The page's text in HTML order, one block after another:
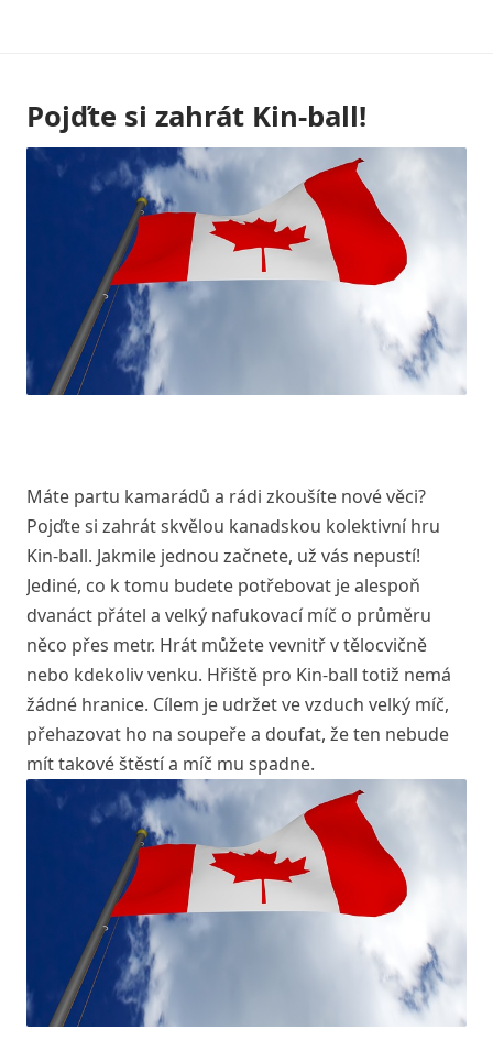
Pojďte si zahrát Kin-ball!
Máte partu kamarádů a rádi zkoušíte nové věci?
Pojďte si zahrát skvělou kanadskou kolektivní hru
Kin-ball. Jakmile jednou začnete, už vás nepustí!
Jediné, co k tomu budete potřebovat je alespoň
dvanáct přátel a velký nafukovací míč o průměru
něco přes metr. Hrát můžete vevnitř v tělocvičně
nebo kdekoliv venku. Hřiště pro Kin-ball totiž nemá
žádné hranice. Cílem je udržet ve vzduch velký míč,
přehazovat ho na soupeře a doufat, že ten nebude
mít takové štěstí a míč mu spadne.